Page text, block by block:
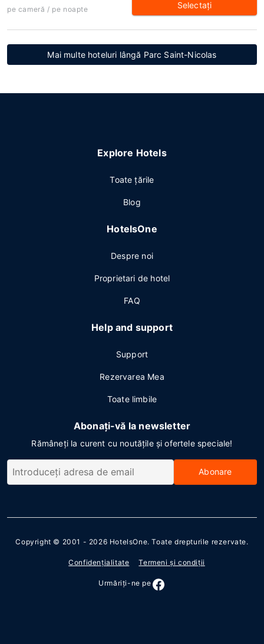
pe cameră / pe noapte Selectaţi
Mai multe hoteluri lângă Parc Saint-Nicolas
Explore Hotels
Toate ţările
Blog
HotelsOne
Despre noi
Proprietari de hotel
FAQ
Help and support
Support
Rezervarea Mea
Toate limbile
Abonați-vă la newsletter
Rămâneți la curent cu noutățile și ofertele speciale!
Abonare
Copyright © 2001 - 2026 HotelsOne. Toate drepturile rezervate.
Confidenţialitate Termeni şi condiţii
Urmăriţi-ne pe